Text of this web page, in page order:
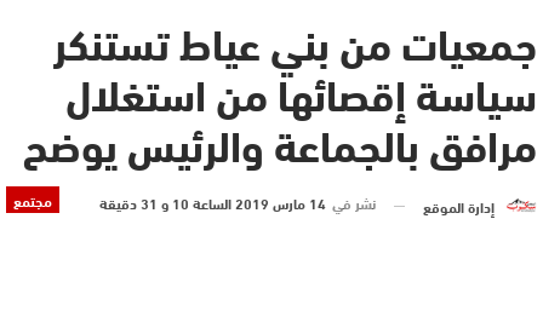
جمعيات من بني عياط تستنكر
سياسة إقصائها من استغلال
مرافق بالجماعة والرئيس يوضح
مجتمع إدارة الموقع نشر في 14 مارس 2019 الساعة 10 و 31 دقيقة